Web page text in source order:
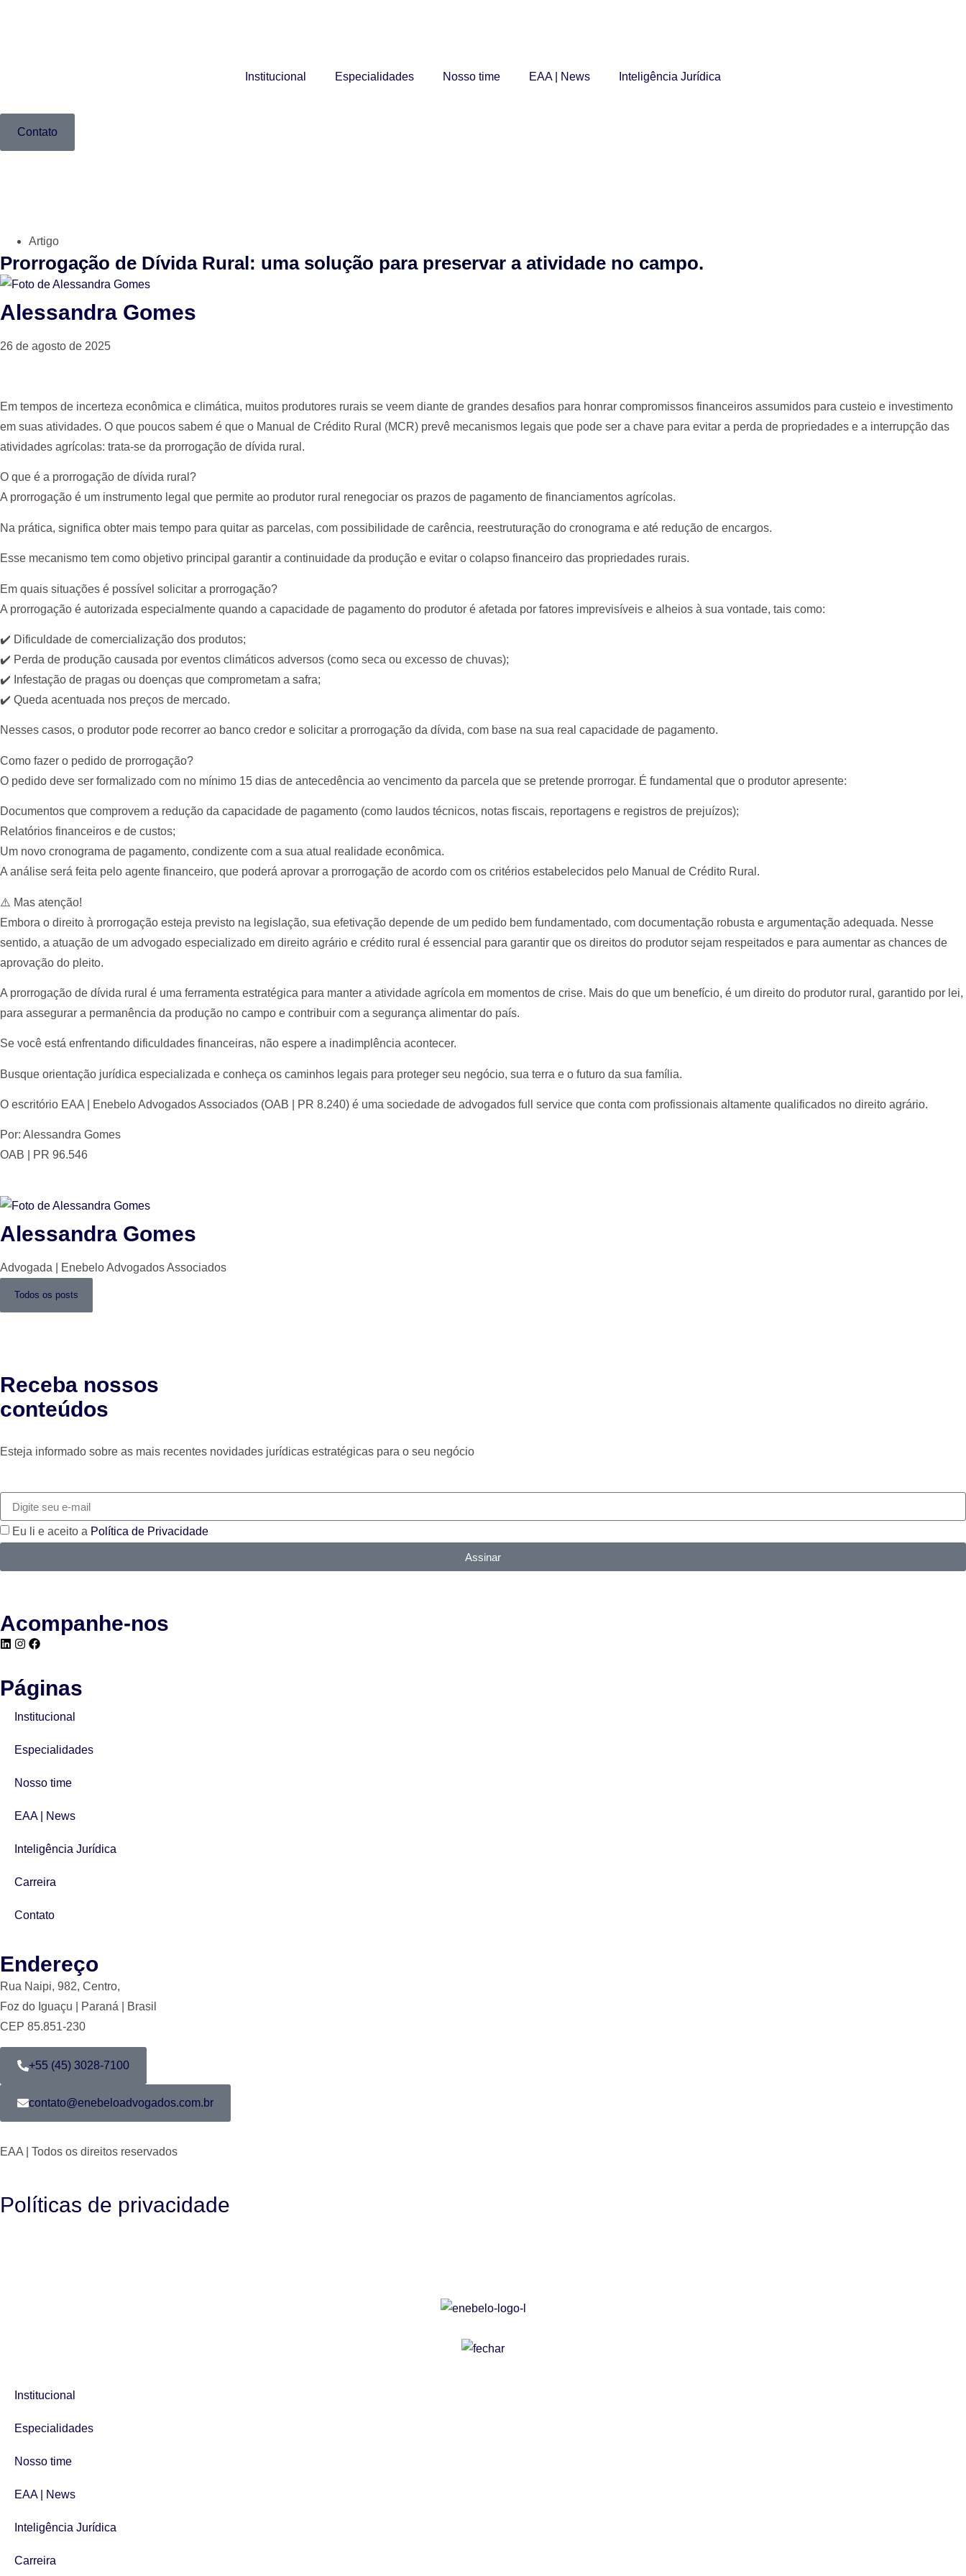
Institucional Especialidades Nosso time EAA | News Inteligência Jurídica
Contato
Artigo
Prorrogação de Dívida Rural: uma solução para preservar a atividade no campo.
Alessandra Gomes
26 de agosto de 2025
Em tempos de incerteza econômica e climática, muitos produtores rurais se veem diante de grandes desafios para honrar compromissos financeiros assumidos para custeio e investimento
em suas atividades. O que poucos sabem é que o Manual de Crédito Rural (MCR) prevê mecanismos legais que pode ser a chave para evitar a perda de propriedades e a interrupção das
atividades agrícolas: trata-se da prorrogação de dívida rural.
O que é a prorrogação de dívida rural?
A prorrogação é um instrumento legal que permite ao produtor rural renegociar os prazos de pagamento de financiamentos agrícolas.
Na prática, significa obter mais tempo para quitar as parcelas, com possibilidade de carência, reestruturação do cronograma e até redução de encargos.
Esse mecanismo tem como objetivo principal garantir a continuidade da produção e evitar o colapso financeiro das propriedades rurais.
Em quais situações é possível solicitar a prorrogação?
A prorrogação é autorizada especialmente quando a capacidade de pagamento do produtor é afetada por fatores imprevisíveis e alheios à sua vontade, tais como:
✔️ Dificuldade de comercialização dos produtos;
✔️ Perda de produção causada por eventos climáticos adversos (como seca ou excesso de chuvas);
✔️ Infestação de pragas ou doenças que comprometam a safra;
✔️ Queda acentuada nos preços de mercado.
Nesses casos, o produtor pode recorrer ao banco credor e solicitar a prorrogação da dívida, com base na sua real capacidade de pagamento.
Como fazer o pedido de prorrogação?
O pedido deve ser formalizado com no mínimo 15 dias de antecedência ao vencimento da parcela que se pretende prorrogar. É fundamental que o produtor apresente:
Documentos que comprovem a redução da capacidade de pagamento (como laudos técnicos, notas fiscais, reportagens e registros de prejuízos);
Relatórios financeiros e de custos;
Um novo cronograma de pagamento, condizente com a sua atual realidade econômica.
A análise será feita pelo agente financeiro, que poderá aprovar a prorrogação de acordo com os critérios estabelecidos pelo Manual de Crédito Rural.
⚠️ Mas atenção!
Embora o direito à prorrogação esteja previsto na legislação, sua efetivação depende de um pedido bem fundamentado, com documentação robusta e argumentação adequada. Nesse
sentido, a atuação de um advogado especializado em direito agrário e crédito rural é essencial para garantir que os direitos do produtor sejam respeitados e para aumentar as chances de
aprovação do pleito.
A prorrogação de dívida rural é uma ferramenta estratégica para manter a atividade agrícola em momentos de crise. Mais do que um benefício, é um direito do produtor rural, garantido por lei,
para assegurar a permanência da produção no campo e contribuir com a segurança alimentar do país.
Se você está enfrentando dificuldades financeiras, não espere a inadimplência acontecer.
Busque orientação jurídica especializada e conheça os caminhos legais para proteger seu negócio, sua terra e o futuro da sua família.
O escritório EAA | Enebelo Advogados Associados (OAB | PR 8.240) é uma sociedade de advogados full service que conta com profissionais altamente qualificados no direito agrário.
Por: Alessandra Gomes
OAB | PR 96.546
Alessandra Gomes
Advogada | Enebelo Advogados Associados
Todos os posts
Receba nossos
conteúdos
Esteja informado sobre as mais recentes novidades jurídicas estratégicas para o seu negócio
Eu li e aceito a Política de Privacidade
Assinar
Acompanhe-nos
Páginas
Institucional
Especialidades
Nosso time
EAA | News
Inteligência Jurídica
Carreira
Contato
Endereço
Rua Naipi, 982, Centro,
Foz do Iguaçu | Paraná | Brasil
CEP 85.851-230
+55 (45) 3028-7100
contato@enebeloadvogados.com.br
EAA | Todos os direitos reservados
Políticas de privacidade
Institucional
Especialidades
Nosso time
EAA | News
Inteligência Jurídica
Carreira